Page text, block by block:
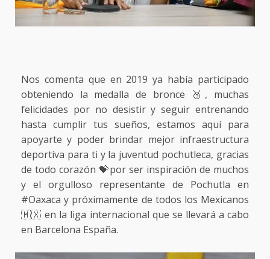
Nos comenta que en 2019 ya había participado
obteniendo la medalla de bronce 🥉, muchas
felicidades por no desistir y seguir entrenando
hasta cumplir tus sueños, estamos aquí para
apoyarte y poder brindar mejor infraestructura
deportiva para ti y la juventud pochutleca, gracias
de todo corazón 💝por ser inspiración de muchos
y el orgulloso representante de Pochutla en
#Oaxaca y próximamente de todos los Mexicanos
🇲🇽 en la liga internacional que se llevará a cabo
en Barcelona España.